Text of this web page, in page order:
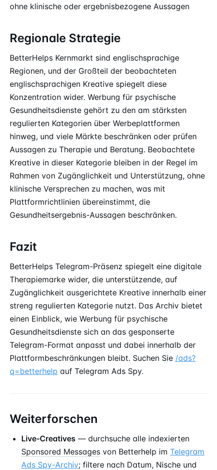
ohne klinische oder ergebnisbezogene Aussagen
Regionale Strategie
BetterHelps Kernmarkt sind englischsprachige
Regionen, und der Großteil der beobachteten
englischsprachigen Kreative spiegelt diese
Konzentration wider. Werbung für psychische
Gesundheitsdienste gehört zu den am stärksten
regulierten Kategorien über Werbeplattformen
hinweg, und viele Märkte beschränken oder prüfen
Aussagen zu Therapie und Beratung. Beobachtete
Kreative in dieser Kategorie bleiben in der Regel im
Rahmen von Zugänglichkeit und Unterstützung, ohne
klinische Versprechen zu machen, was mit
Plattformrichtlinien übereinstimmt, die
Gesundheitsergebnis-Aussagen beschränken.
Fazit
BetterHelps Telegram-Präsenz spiegelt eine digitale
Therapiemarke wider, die unterstützende, auf
Zugänglichkeit ausgerichtete Kreative innerhalb einer
streng regulierten Kategorie nutzt. Das Archiv bietet
einen Einblick, wie Werbung für psychische
Gesundheitsdienste sich an das gesponserte
Telegram-Format anpasst und dabei innerhalb der
Plattformbeschränkungen bleibt. Suchen Sie /ads?
q=betterhelp auf Telegram Ads Spy.
Weiterforschen
Live-Creatives — durchsuche alle indexierten
Sponsored Messages von Betterhelp im Telegram
Ads Spy-Archiv; filtere nach Datum, Nische und